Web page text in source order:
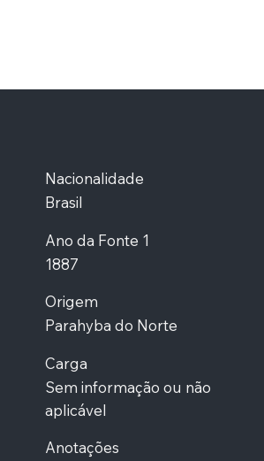
Nacionalidade
Brasil
Ano da Fonte 1
1887
Origem
Parahyba do Norte
Carga
Sem informação ou não
aplicável
Anotações